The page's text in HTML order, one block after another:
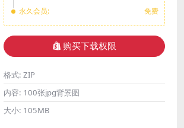
永久会员:
免费
购买下载权限
格式: ZIP
内容: 100张jpg背景图
大小: 105MB